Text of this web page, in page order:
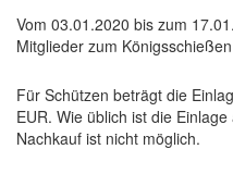
Vom 03.01.2020 bis zum
Mitglieder zum
Für Schützen beträgt die
EUR. Wie üblich ist die
Nachkauf ist nicht möglich.